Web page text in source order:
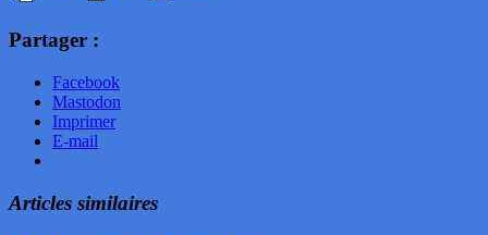
Partager :
Facebook
Mastodon
Imprimer
E-mail
Articles similaires